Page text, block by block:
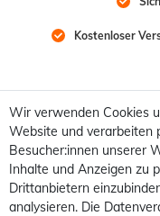
Kostenloser
Wir verwenden Cookies
Website und verarbeiten
Besucher:innen unserer
Inhalte und Anzeigen zu
Drittanbietern
analysieren. Die